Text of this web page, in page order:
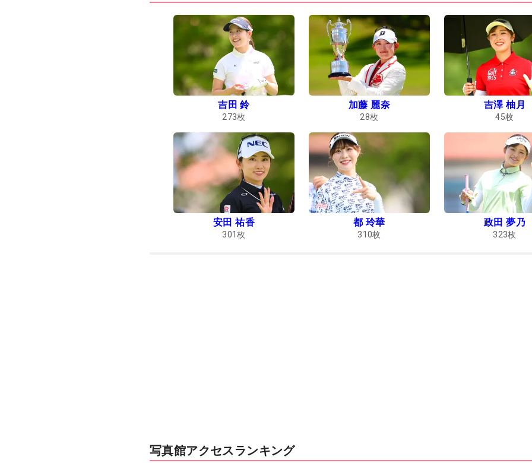
吉田 鈴
273枚
加藤 麗奈
28枚
吉澤 柚月
45枚
安田 祐香
301枚
都 玲華
310枚
政田 夢乃
323枚
写真館アクセスランキング